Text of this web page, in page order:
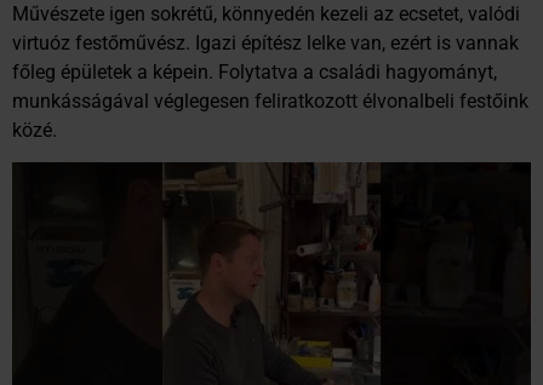
Művészete igen sokrétű, könnyedén kezeli az ecsetet, valódi
virtuóz festőművész. Igazi építész lelke van, ezért is vannak
főleg épületek a képein. Folytatva a családi hagyományt,
munkásságával véglegesen feliratkozott élvonalbeli festőink
közé.